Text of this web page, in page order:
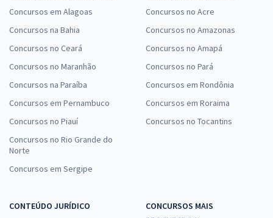
Concursos em Alagoas
Concursos na Bahia
Concursos no Ceará
Concursos no Maranhão
Concursos na Paraíba
Concursos em Pernambuco
Concursos no Piauí
Concursos no Rio Grande do
Norte
Concursos em Sergipe
Concursos no Acre
Concursos no Amazonas
Concursos no Amapá
Concursos no Pará
Concursos em Rondônia
Concursos em Roraima
Concursos no Tocantins
CONTEÚDO JURÍDICO
CONCURSOS MAIS